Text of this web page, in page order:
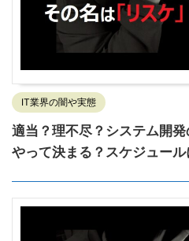
IT業界の闇や実態
適当？理不尽？システム開
やって決まる？スケジュー